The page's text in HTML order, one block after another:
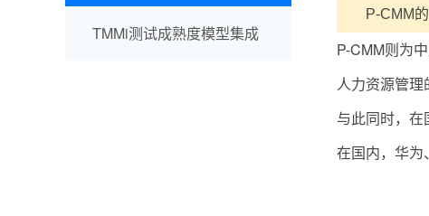
TMMi测试成熟度模型集成
P-CMM
P-CMM则为
人力资源管理
与此同时，在
在国内，华为